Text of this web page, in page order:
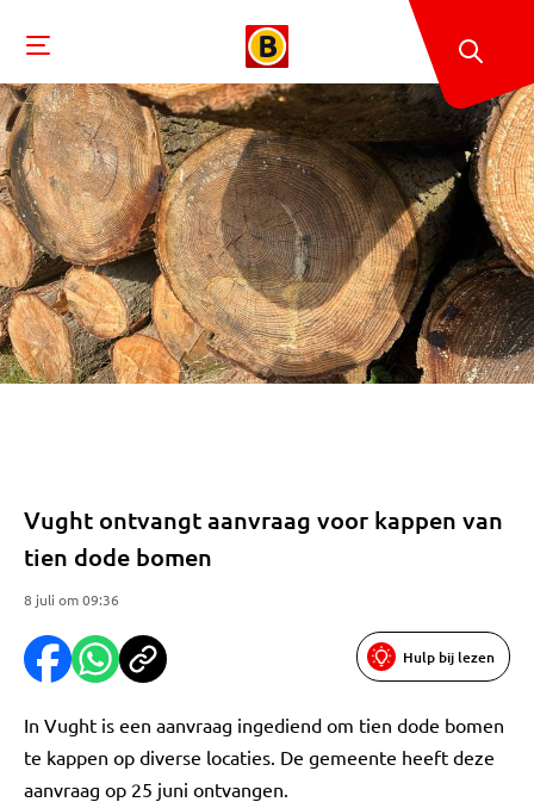
Vught ontvangt aanvraag voor kappen van
tien dode bomen
8 juli om 09:36
Hulp bij lezen
In Vught is een aanvraag ingediend om tien dode bomen
te kappen op diverse locaties. De gemeente heeft deze
aanvraag op 25 juni ontvangen.